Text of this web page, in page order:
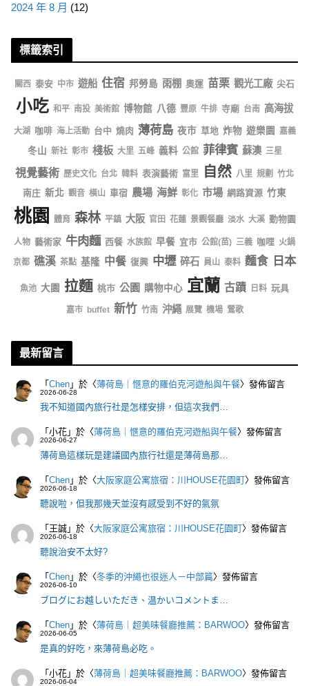
2024 年 8 月 (12)
標籤索引
關西 泰安 中市 遊船 住宿 邦勞島 雨棚 奧運 苗栗 觀光工廠 尖石
小吃 和平 南投 美術館 博物館 八德 豐原 牛排 寺廟 台南 高海拔
大湖 咖啡 海上活動 台中 燒肉 薄荷島 夜市 草地 炸物 遊樂園 嘉義
冬山 新社 彰市 棧板 大里 五峰 義料 公館 菲律賓 蘇澳 三星
視覺藝術 歷史文化 台北 韓料 表演藝術 富里 自然 八里 規劃 竹北
南庄 新北 觀音 橫山 車宿 農場 海鮮 彰化 市場 網路資源 竹東
桃園 體育 森林 平鎮 大阪 官田 花蓮 景觀餐廳 淡水 大溪 動物園
人物 藝術家 牛肉麵 西餐 水族館 早餐 宜市 公館(苗) 三義 咖哩 火鍋
京都 礁溪 茶點 基隆 中餐 復興 中壢 碎石 員山 泰料 麵食 日本
魚池 大園 拉麵 桃市 公園 購物中心 宜蘭 古蹟 日料 玩具
嘉市 buffet 新竹 竹南 沖繩 展覽 機場 鶯歌
最新留言
「Chen 」於〈薄荷島｜愜意的羅伯克河遊船與午餐〉發佈留言
2026-06-28
我不知道國內旅行社是怎樣安排，但這次我們…
「小花 」於〈薄荷島｜愜意的羅伯克河遊船與午餐〉發佈留言
2026-06-27
薄荷島這樣玩是建議國內旅行社還是薄荷島那…
「Chen 」於〈大阪家庭公寓旅宿：川HOUSE花園町〉發佈留言
2026-06-18
聽說啦，但我那幾天並沒有感受到不好的氣氛
「 王誠 」於〈大阪家庭公寓旅宿：川HOUSE花園町〉發佈留言
2026-06-18
聽說治安不太好?
「Chen 」於〈冬季的沖繩也很迷人－中部篇〉發佈留言
2026-06-10
ブログにお越しいただき、温かいコメントま…
「Chen 」於〈薄荷島｜超美味餐廳推薦：BARWOO〉發佈留言
2026-06-05
是真的好吃，來薄荷島必吃。
「小花 」於〈薄荷島｜超美味餐廳推薦：BARWOO〉發佈留言
2026-06-04